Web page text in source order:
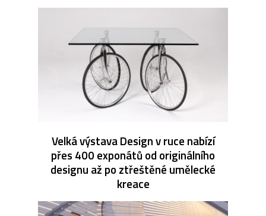
Velká výstava Design v ruce nabízí
přes 400 exponátů od originálního
designu až po ztřeštěné umělecké
kreace